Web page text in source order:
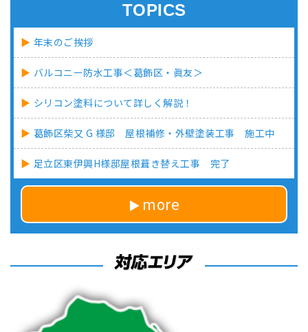
TOPICS
年末のご挨拶
バルコニー防水工事＜葛飾区・眞友＞
シリコン塗料について詳しく解説！
葛飾区柴又 G 様邸 屋根補修・外壁塗装工事 施工中
足立区東伊興H様邸屋根葺き替え工事 完了
more